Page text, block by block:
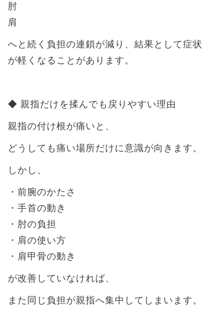
肘
肩
へと続く負担の連鎖が減り、結果として症状
が軽くなることがあります。
◆ 親指だけを揉んでも戻りやすい理由
親指の付け根が痛いと、
どうしても痛い場所だけに意識が向きます。
しかし、
・前腕のかたさ
・手首の動き
・肘の負担
・肩の使い方
・肩甲骨の動き
が改善していなければ、
また同じ負担が親指へ集中してしまいます。